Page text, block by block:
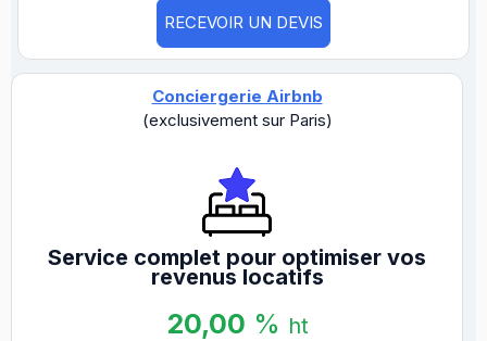
RECEVOIR UN DEVIS
Conciergerie Airbnb
(exclusivement sur Paris)
Service complet pour optimiser vos
revenus locatifs
20,00 % ht